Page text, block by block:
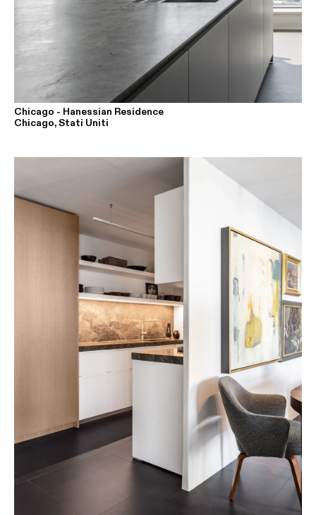
Chicago - Hanessian Residence
Chicago, Stati Uniti